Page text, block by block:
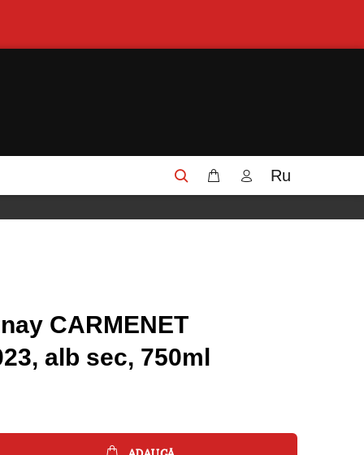
Ru
CARMENET
alb sec, 750ml